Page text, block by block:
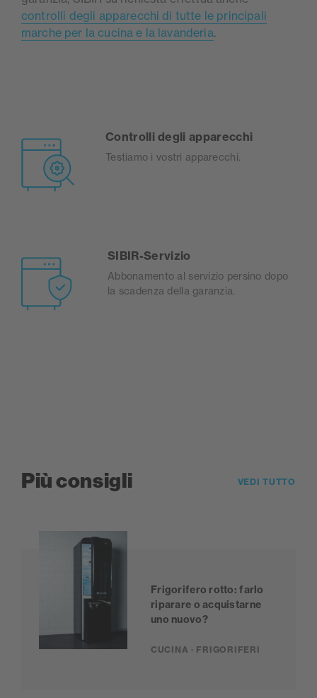
controlli degli apparecchi di tutte le principali
marche per la cucina e la lavanderia.
Controlli degli apparecchi
Testiamo i vostri apparecchi.
SIBIR-Servizio
Abbonamento al servizio persino dopo
la scadenza della garanzia.
Più consigli VEDI TUTTO
Frigorifero rotto: farlo
riparare o acquistarne
uno nuovo?
CUCINA · FRIGORIFERI